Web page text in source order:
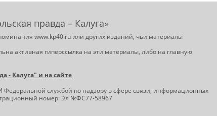
правда – Калуга»
www.kp40.ru или других изданий, чьи материалы
активная гиперссылка на эти материалы, либо на главную
- Калуга" и на сайте
Федеральной службой по надзору в сфере связи, информационных
номер: Эл №ФС77-58967